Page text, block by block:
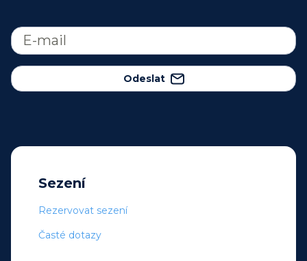
Odeslat
Sezení
Rezervovat sezení
Časté dotazy